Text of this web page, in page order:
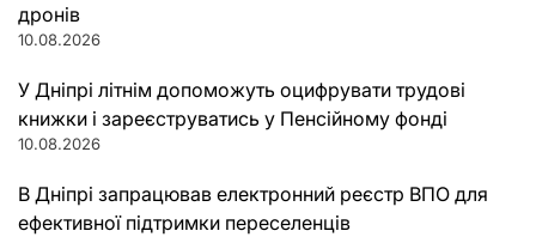
дронів
10.08.2026
У Дніпрі літнім допоможуть оцифрувати трудові
книжки і зареєструватись у Пенсійному фонді
10.08.2026
В Дніпрі запрацював електронний реєстр ВПО для
ефективної підтримки переселенців